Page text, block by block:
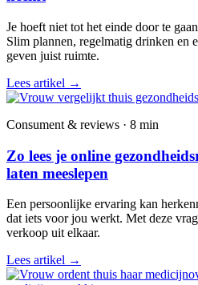
Je hoeft niet tot het einde door te
Slim plannen, regelmatig drinken en
geven juist ruimte.
Lees artikel →
Consument & reviews · 8 min
Zo lees je online
laten meeslepen
Een persoonlijke ervaring kan
dat iets voor jou werkt. Met deze
verkoop uit elkaar.
Lees artikel →